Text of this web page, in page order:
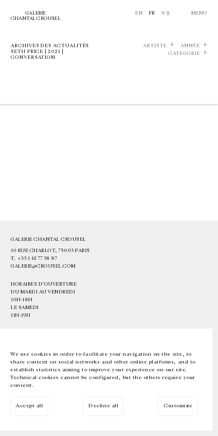
We use cookies in order to facilitate your navigation on the site, to
share content on social networks and other online platforms, and to
establish statistics aiming to improve your experience on our site.
Technical cookies cannot be configured, but the others require your
consent.
Accept all Decline all Customize
GALERIE
CHANTAL CROUSEL
EN FR 中文 MENU
ARCHIVES DES ACTUALITÉS
SETH PRICE | 2021 |
CONVERSATION
ARTISTE
ANNÉE
CATÉGORIE
GALERIE CHANTAL CROUSEL
10 RUE CHARLOT, 75003 PARIS
T. +33 1 42 77 38 87
GALERIE@CROUSEL.COM
HORAIRES D'OUVERTURE
DU MARDI AU VENDREDI
10H-18H
LE SAMEDI
11H-19H
EN FR 中文 Facebook Instagram
Inscrivez-vous à notre newsletter